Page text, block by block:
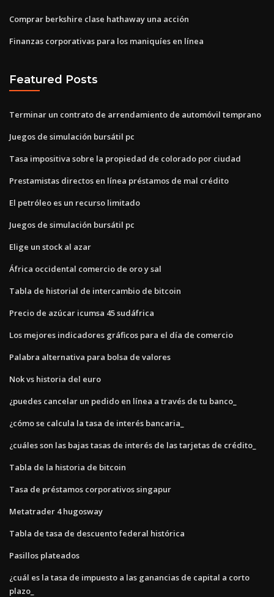
Comprar berkshire clase hathaway una acción
Finanzas corporativas para los maniquíes en línea
Featured Posts
Terminar un contrato de arrendamiento de automóvil temprano
Juegos de simulación bursátil pc
Tasa impositiva sobre la propiedad de colorado por ciudad
Prestamistas directos en línea préstamos de mal crédito
El petróleo es un recurso limitado
Juegos de simulación bursátil pc
Elige un stock al azar
África occidental comercio de oro y sal
Tabla de historial de intercambio de bitcoin
Precio de azúcar icumsa 45 sudáfrica
Los mejores indicadores gráficos para el día de comercio
Palabra alternativa para bolsa de valores
Nok vs historia del euro
¿puedes cancelar un pedido en línea a través de tu banco_
¿cómo se calcula la tasa de interés bancaria_
¿cuáles son las bajas tasas de interés de las tarjetas de crédito_
Tabla de la historia de bitcoin
Tasa de préstamos corporativos singapur
Metatrader 4 hugosway
Tabla de tasa de descuento federal histórica
Pasillos plateados
¿cuál es la tasa de impuesto a las ganancias de capital a corto
plazo_